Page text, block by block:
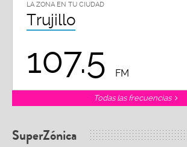
LA ZONA EN TU CIUDAD
Trujillo
107.5 FM
Todas las frecuencias
SuperZónica